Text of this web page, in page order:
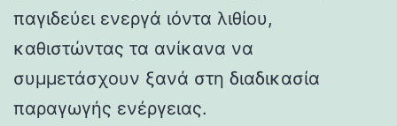
παγιδεύει ενεργά ιόντα λιθίου,
καθιστώντας τα ανίκανα να
συμμετάσχουν ξανά στη διαδικασία
παραγωγής ενέργειας.